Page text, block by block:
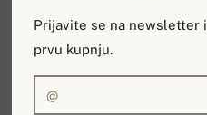
Prijavite se na
prvu kupnju.